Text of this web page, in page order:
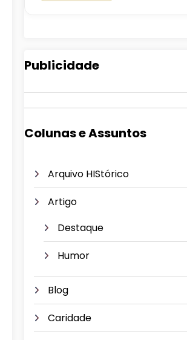
Publicidade
Colunas e Assuntos
Arquivo HIStórico
Artigo
Destaque
Humor
Blog
Caridade